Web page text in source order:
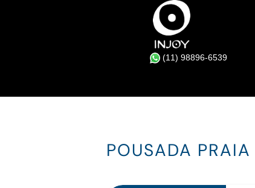
(11) 98896-6539
POUSADA